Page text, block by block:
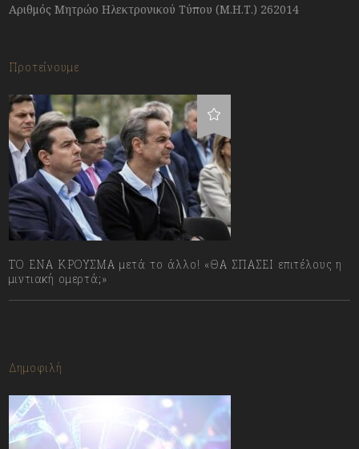
Αριθμός Μητρώο Ηλεκτρονικού Τύπου (Μ.Η.Τ.) 262014
Προτείνουμε
ΤΟ ΕΝΑ ΚΡΟΥΣΜΑ μετά το άλλο! «ΘΑ ΣΠΑΣΕΙ επιτέλους η
μιντιακή ομερτά;»
Δημοφιλή